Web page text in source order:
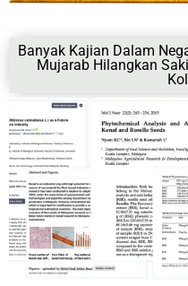
Banyak Kajian Dalam
Mujarab Hilangkan